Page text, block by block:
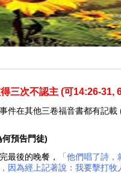
三次不認主 (可14:26-31,
件在其他三卷福音書都有記
何預告門徒)
最後的晚餐，
「他們唱了詩
因為經上記著說：我要擊打